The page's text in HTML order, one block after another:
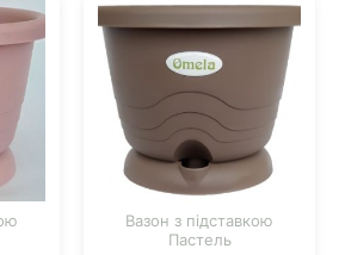
Вазон з підставкою
Пастель